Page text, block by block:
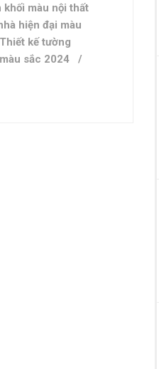
khối màu nội thất
hiện đại màu
Thiết kế tường
sắc 2024 /